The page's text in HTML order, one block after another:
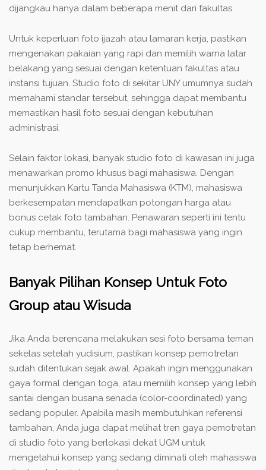
dijangkau hanya dalam beberapa menit dari fakultas.
Untuk keperluan foto ijazah atau lamaran kerja, pastikan
mengenakan pakaian yang rapi dan memilih warna latar
belakang yang sesuai dengan ketentuan fakultas atau
instansi tujuan. Studio foto di sekitar UNY umumnya sudah
memahami standar tersebut, sehingga dapat membantu
memastikan hasil foto sesuai dengan kebutuhan
administrasi.
Selain faktor lokasi, banyak studio foto di kawasan ini juga
menawarkan promo khusus bagi mahasiswa. Dengan
menunjukkan Kartu Tanda Mahasiswa (KTM), mahasiswa
berkesempatan mendapatkan potongan harga atau
bonus cetak foto tambahan. Penawaran seperti ini tentu
cukup membantu, terutama bagi mahasiswa yang ingin
tetap berhemat.
Banyak Pilihan Konsep Untuk Foto
Group atau Wisuda
Jika Anda berencana melakukan sesi foto bersama teman
sekelas setelah yudisium, pastikan konsep pemotretan
sudah ditentukan sejak awal. Apakah ingin menggunakan
gaya formal dengan toga, atau memilih konsep yang lebih
santai dengan busana senada (color-coordinated) yang
sedang populer. Apabila masih membutuhkan referensi
tambahan, Anda juga dapat melihat tren gaya pemotretan
di studio foto yang berlokasi dekat UGM untuk
mengetahui konsep yang sedang diminati oleh mahasiswa